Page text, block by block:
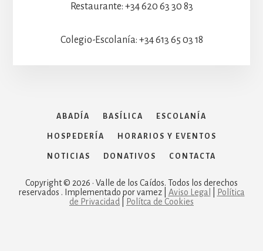
Restaurante: +34 620 63 30 83
Colegio-Escolanía: +34 613 65 03 18
ABADÍA BASÍLICA ESCOLANÍA
HOSPEDERÍA HORARIOS Y EVENTOS
NOTICIAS DONATIVOS CONTACTA
Copyright © 2026 · Valle de los Caídos. Todos los derechos
reservados . Implementado por vamez | Aviso Legal
Política
de Privacidad
Polítca de Cookies